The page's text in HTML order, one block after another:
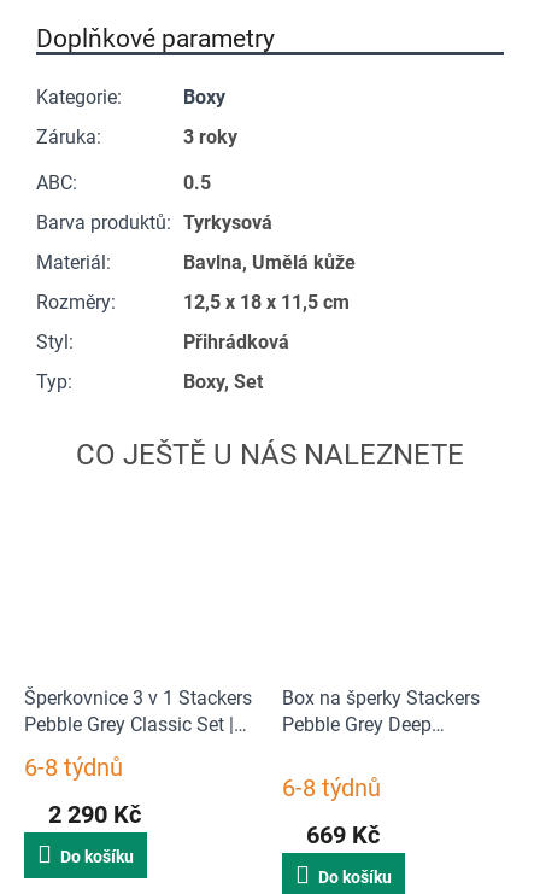
Doplňkové parametry
Kategorie:
Boxy
Záruka:
3 roky
ABC:
0.5
Barva produktů: Tyrkysová
Materiál:
Bavlna, Umělá kůže
Rozměry:
12,5 x 18 x 11,5 cm
Styl:
Přihrádková
Typ: Boxy, Set
Šperkovnice 3 v 1 Stackers
Pebble Grey Classic Set |
Průměrné
produktu
je
5,0
z
6-8 týdnů
2 290 Kč
Do košíku
Box na šperky Stackers
Pebble Grey Deep
6-8 týdnů
669 Kč
Do košíku